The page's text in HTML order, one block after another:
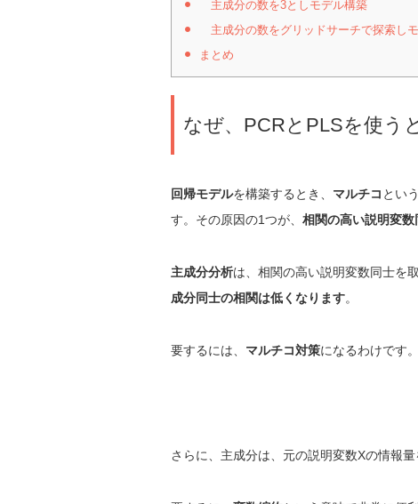
主成分の数を3としモデル構築
主成分の数をグリッドサーチで探索し
まとめ
なぜ、PCRとPLSを使う
回帰モデルを構築するとき、 マルチコ とい
す。その原因の1つが、 相関の高い説明変数
主成分分析は、相関の高い説明変数同士を
成分同士の相関は低くなります。
要するには、 マルチコ対策になるわけです。
さらに、主成分は、元の説明変数Xの情報量